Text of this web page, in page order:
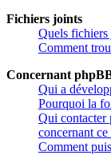
Fichiers joints
Quels fichiers
Comment
Concernant
Qui a
Pourquoi la
Qui contacter
concernant
Comment